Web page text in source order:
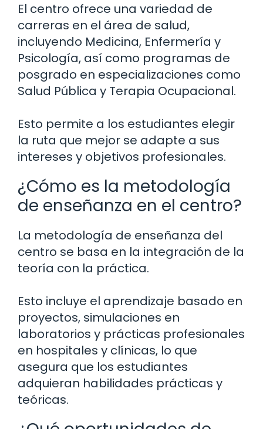
El centro ofrece una variedad de
carreras en el área de salud,
incluyendo Medicina, Enfermería y
Psicología, así como programas de
posgrado en especializaciones como
Salud Pública y Terapia Ocupacional.
Esto permite a los estudiantes elegir
la ruta que mejor se adapte a sus
intereses y objetivos profesionales.
¿Cómo es la metodología
de enseñanza en el centro?
La metodología de enseñanza del
centro se basa en la integración de la
teoría con la práctica.
Esto incluye el aprendizaje basado en
proyectos, simulaciones en
laboratorios y prácticas profesionales
en hospitales y clínicas, lo que
asegura que los estudiantes
adquieran habilidades prácticas y
teóricas.